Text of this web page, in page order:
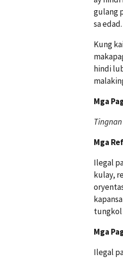
gulang
sa edad.
Kung
hindi
Mga
Mga
Ilegal
kulay,
tungkol
Mga
Ilegal